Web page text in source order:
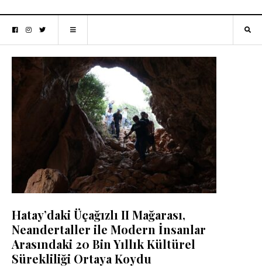
Hatay’daki Üçağızlı II Mağarası,
Neandertaller ile Modern İnsanlar
Arasındaki 20 Bin Yıllık Kültürel
Sürekliliği Ortaya Koydu